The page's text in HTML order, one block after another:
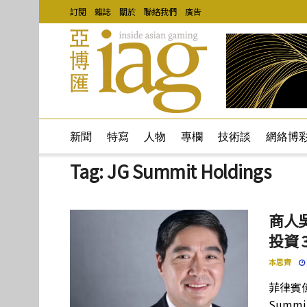
訂閱 雜誌 關於 聯絡我們 廣告
新聞 特寫 人物 專欄 技術談 網絡博
Tag:JG Summit Holdings
商人
投資
本思齊
菲律賓